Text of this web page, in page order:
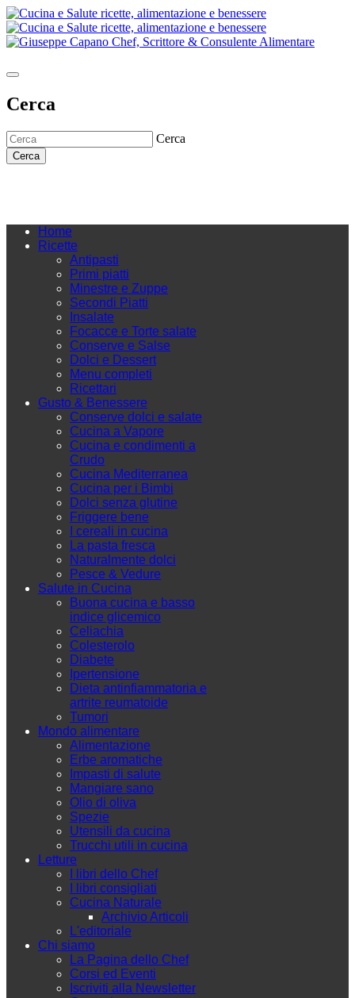
Cerca
Cerca
Cerca
Home
Ricette
Antipasti
Primi piatti
Minestre e Zuppe
Secondi Piatti
Insalate
Focacce e Torte salate
Conserve e Salse
Dolci e Dessert
Menu completi
Ricettari
Gusto & Benessere
Conserve dolci e salate
Cucina a Vapore
Cucina e condimenti a
Crudo
Cucina Mediterranea
Cucina per i Bimbi
Dolci senza glutine
Friggere bene
I cereali in cucina
La pasta fresca
Naturalmente dolci
Pesce & Vedure
Salute in Cucina
Buona cucina e basso
indice glicemico
Celiachia
Colesterolo
Diabete
Ipertensione
Dieta antinfiammatoria e
artrite reumatoide
Tumori
Mondo alimentare
Alimentazione
Erbe aromatiche
Impasti di salute
Mangiare sano
Olio di oliva
Spezie
Utensili da cucina
Trucchi utili in cucina
Letture
I libri dello Chef
I libri consigliati
Cucina Naturale
Archivio Articoli
L'editoriale
Chi siamo
La Pagina dello Chef
Corsi ed Eventi
Iscriviti alla Newsletter